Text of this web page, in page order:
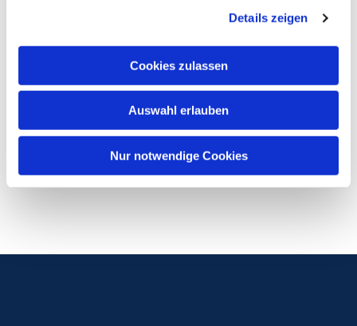
Details zeigen
Cookies zulassen
Auswahl erlauben
Nur notwendige Cookies